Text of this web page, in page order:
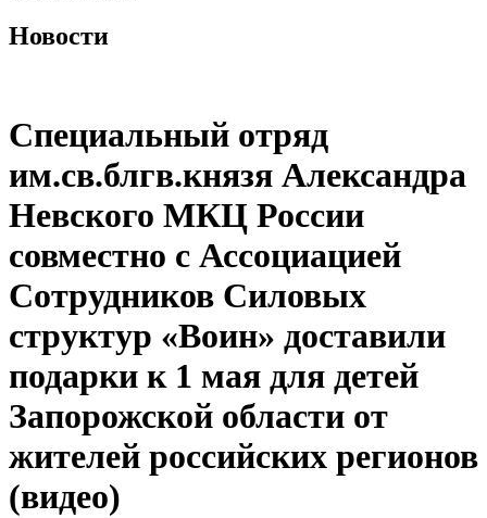
Новости
Специальный отряд
им.св.блгв.князя Александра
Невского МКЦ России
совместно с Ассоциацией
Сотрудников Силовых
структур «Воин» доставили
подарки к 1 мая для детей
Запорожской области от
жителей российских регионов
(видео)